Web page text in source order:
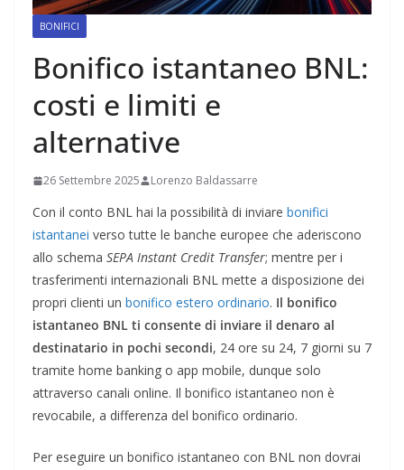
BONIFICI
Bonifico istantaneo BNL:
costi e limiti e
alternative
26 Settembre 2025 Lorenzo Baldassarre
Con il conto BNL hai la possibilità di inviare bonifici
istantanei verso tutte le banche europee che aderiscono
allo schema SEPA Instant Credit Transfer; mentre per i
trasferimenti internazionali BNL mette a disposizione dei
propri clienti un bonifico estero ordinario. Il bonifico
istantaneo BNL ti consente di inviare il denaro al
destinatario in pochi secondi, 24 ore su 24, 7 giorni su 7
tramite home banking o app mobile, dunque solo
attraverso canali online. Il bonifico istantaneo non è
revocabile, a differenza del bonifico ordinario.
Per eseguire un bonifico istantaneo con BNL non dovrai